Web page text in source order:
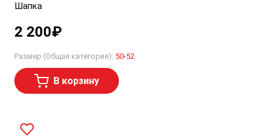
Шапка
2 200₽
Размер (Общая категория): 50-52
В корзину